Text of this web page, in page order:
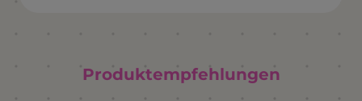
Produktempfehlungen